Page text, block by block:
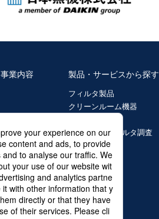
事業内容 製品・サービスから探す
フィルタ製品
クリーンルーム機器
環境診断・フィルタ調査